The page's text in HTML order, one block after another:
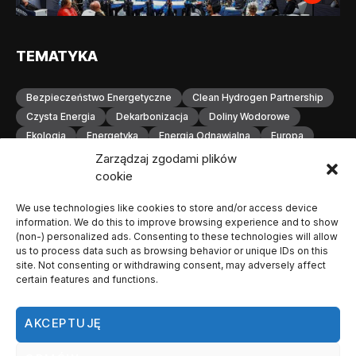
Zarządzaj zgodami plików
cookie
We use technologies like cookies to store and/or access device
information. We do this to improve browsing experience and to show
(non-) personalized ads. Consenting to these technologies will allow
us to process data such as browsing behavior or unique IDs on this
site. Not consenting or withdrawing consent, may adversely affect
certain features and functions.
AKCEPTUJĘ
TEMATYKA
Bezpieczeństwo Energetyczne
Clean Hydrogen Partnership
Czysta Energia
Dekarbonizacja
Doliny Wodorowe
Ekologia
Energetyka Energia Odnawialna
Europa
Gospodarka Wodorowa
H2
Hydrogen Europe
Infrastruktura Wodorowa
Magazynowanie Energii
Magazynowanie Wodoru
Małopolska
Neutralność Klimatyczna
Odnawialne Źródła Energii
Ogniwa Paliwowe
Orlen
OZE
Polska Produkcja Wodoru
Przemysł
Technologia Wodorowa
Technologie Wodorowe
Transformacja Energetyczna
Transport Wodorowy
Unia Europejska Wodorowa